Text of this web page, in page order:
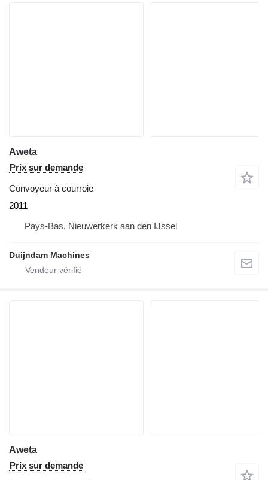
Aweta
Prix sur demande
Convoyeur à courroie
2011
Pays-Bas, Nieuwerkerk aan den IJssel
Duijndam Machines
Aweta
Prix sur demande